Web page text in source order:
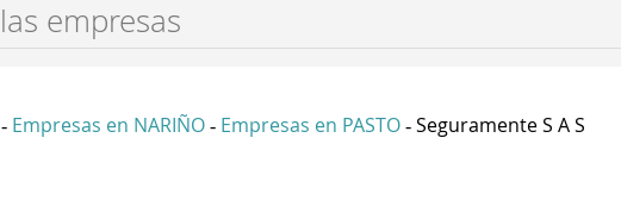
- Empresas en NARIÑO - Empresas en PASTO - Seguramente S A S